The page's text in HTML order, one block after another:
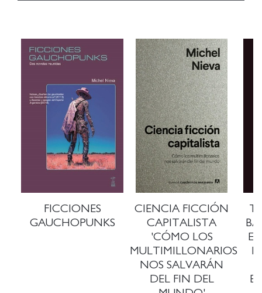
FICCIONES
GAUCHOPUNKS
CIENCIA FICCIÓN
CAPITALISTA
'CÓMO LOS
MULTIMILLONARIOS
NOS SALVARÁN
DEL FIN DEL